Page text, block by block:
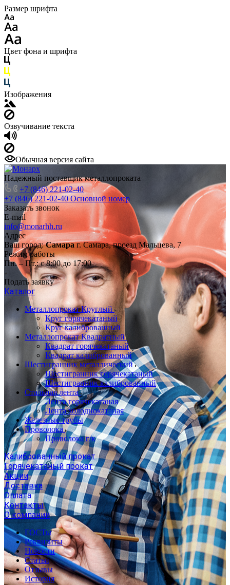
Размер шрифта
Цвет фона и шрифта
Изображения
Озвучивание текста
Обычная версия сайта
Надежный поставщик металлопроката
+7 (846) 221-02-40
+7 (846) 221-02-40Основной номер
Заказать звонок
E-mail
info@monarhh.ru
Адрес
Ваш город:Самара г. Самара, проезд Мальцева, 7
Режим работы
Пн. – Пт.: с 8:00 до 17:00
Подать заявку
Каталог
Металлопрокат Круглый
Круг горячекатаный
Круг калиброванный
Металлопрокат Квадратный
Квадрат горячекатаный
Квадрат калиброванный
Шестигранник металлический
Шестигранник горячекатаный
Шестигранник калиброванный
Стальная лента
Лента горячекатаная
Лента холоднокатаная
Железные трубы
Проволока
Проволока г/к
Калиброванный прокат
Горячекатаный прокат
Акции
Доставка
Оплата
Контакты
О компании
ГОСТы
Реквизиты
Новости
Статьи
Отзывы
История